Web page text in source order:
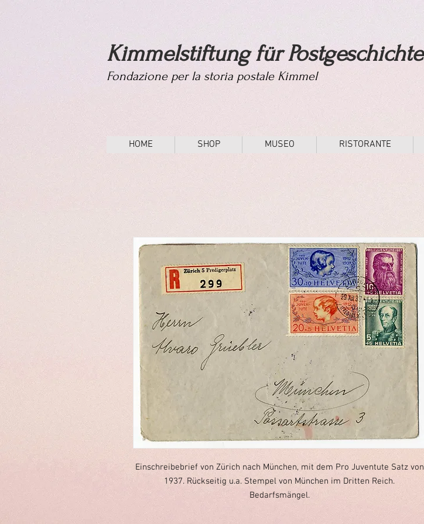
Kimmelstiftung für Postgeschichte
Fondazione per la storia postale Kimmel
HOME SHOP MUSEO RISTORANTE
Einschreibebrief von Zürich nach München, mit dem Pro Juventute Satz von
1937. Rückseitig u.a. Stempel von München im Dritten Reich.
Bedarfsmängel.